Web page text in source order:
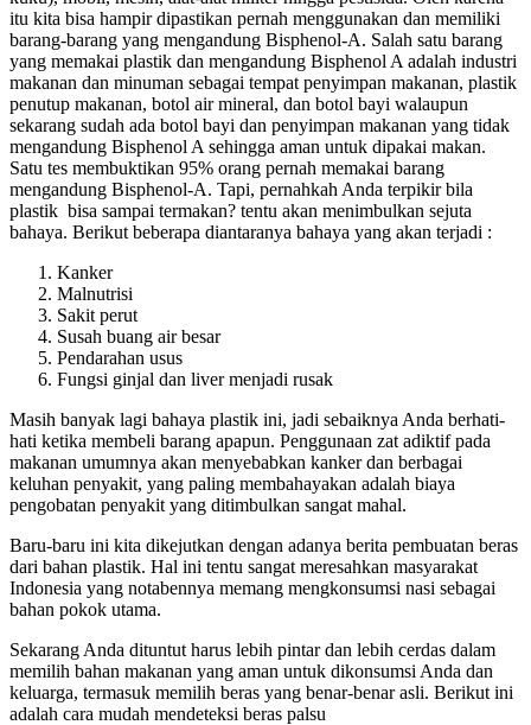
itu kita bisa hampir dipastikan pernah menggunakan dan memiliki
barang-barang yang mengandung Bisphenol-A. Salah satu barang
yang memakai plastik dan mengandung Bisphenol A adalah industri
makanan dan minuman sebagai tempat penyimpan makanan, plastik
penutup makanan, botol air mineral, dan botol bayi walaupun
sekarang sudah ada botol bayi dan penyimpan makanan yang tidak
mengandung Bisphenol A sehingga aman untuk dipakai makan.
Satu tes membuktikan 95% orang pernah memakai barang
mengandung Bisphenol-A. Tapi, pernahkah Anda terpikir bila
plastik bisa sampai termakan? tentu akan menimbulkan sejuta
bahaya. Berikut beberapa diantaranya bahaya yang akan terjadi :
Kanker
Malnutrisi
Sakit perut
Susah buang air besar
Pendarahan usus
Fungsi ginjal dan liver menjadi rusak
Masih banyak lagi bahaya plastik ini, jadi sebaiknya Anda berhati-
hati ketika membeli barang apapun. Penggunaan zat adiktif pada
makanan umumnya akan menyebabkan kanker dan berbagai
keluhan penyakit, yang paling membahayakan adalah biaya
pengobatan penyakit yang ditimbulkan sangat mahal.
Baru-baru ini kita dikejutkan dengan adanya berita pembuatan beras
dari bahan plastik. Hal ini tentu sangat meresahkan masyarakat
Indonesia yang notabennya memang mengkonsumsi nasi sebagai
bahan pokok utama.
Sekarang Anda dituntut harus lebih pintar dan lebih cerdas dalam
memilih bahan makanan yang aman untuk dikonsumsi Anda dan
keluarga, termasuk memilih beras yang benar-benar asli. Berikut ini
adalah cara mudah mendeteksi beras palsu